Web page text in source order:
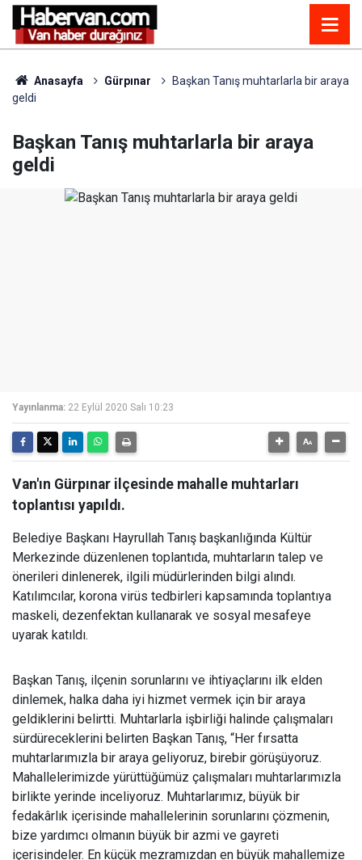
Anasayfa Gürpınar
Başkan Tanış muhtarlarla bir araya
geldi
Başkan Tanış muhtarlarla bir araya
geldi
Yayınlanma: 22 Eylül 2020 Salı 10:23
Van'ın Gürpınar ilçesinde mahalle muhtarları
toplantısı yapıldı.
Belediye Başkanı Hayrullah Tanış başkanlığında Kültür
Merkezinde düzenlenen toplantıda, muhtarların talep ve
önerileri dinlenerek, ilgili müdürlerinden bilgi alındı.
Katılımcılar, korona virüs tedbirleri kapsamında toplantıya
maskeli, dezenfektan kullanarak ve sosyal mesafeye
uyarak katıldı.
Başkan Tanış, ilçenin sorunlarını ve ihtiyaçlarını ilk elden
dinlemek, halka daha iyi hizmet vermek için bir araya
geldiklerini belirtti. Muhtarlarla işbirliği halinde çalışmaları
sürdüreceklerini belirten Başkan Tanış, “Her fırsatta
muhtarlarımızla bir araya geliyoruz, birebir görüşüyoruz.
Mahallelerimizde yürüttüğümüz çalışmaları muhtarlarımızla
birlikte yerinde inceliyoruz. Muhtarlarımız, büyük bir
fedakârlık içerisinde mahallelerinin sorunlarını çözmenin,
bize yardımcı olmanın büyük bir azmi ve gayreti
içerisindeler. En küçük mezramızdan en büyük mahallemize